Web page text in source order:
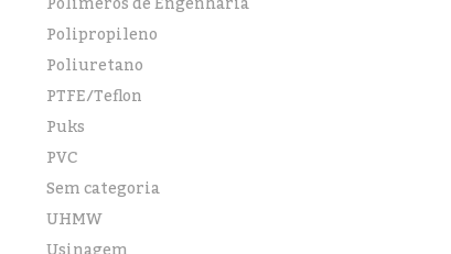
Polipropileno
Poliuretano
PTFE/Teflon
Puks
PVC
Sem categoria
UHMW